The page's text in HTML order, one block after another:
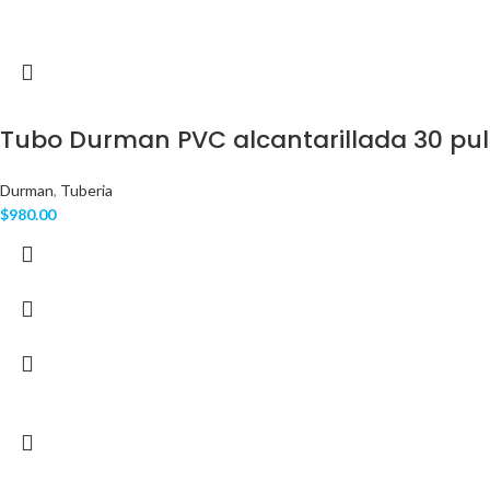
Tubo Durman PVC alcantarillada 30
Durman, Tuberia
$980.00